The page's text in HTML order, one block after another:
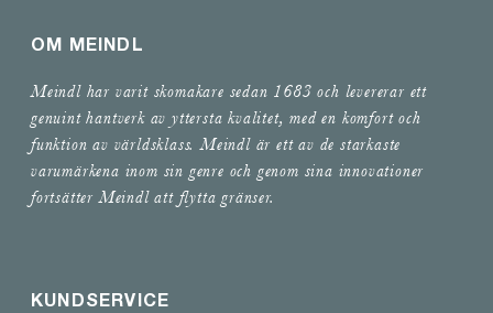
OM MEINDL
Meindl har varit skomakare sedan 1683 och levererar ett
genuint hantverk av yttersta kvalitet, med en komfort och
funktion av världsklass. Meindl är ett av de starkaste
varumärkena inom sin genre och genom sina innovationer
fortsätter Meindl att flytta gränser.
KUNDSERVICE